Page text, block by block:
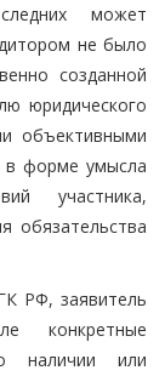
может
не было
созданной
юридического
объективными
в форме умысла
участника,
обязательства
РФ, заявитель
конкретные
о наличии или